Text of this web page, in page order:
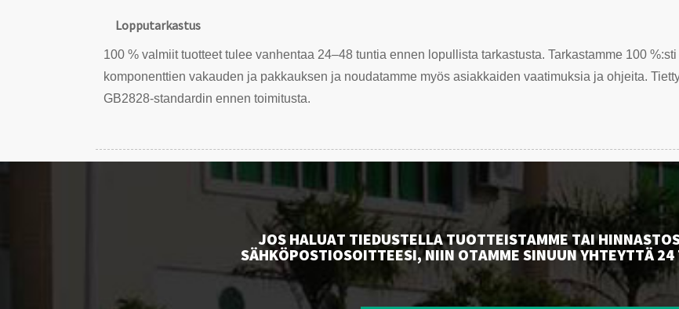
Lopputarkastus
100 % valmiit tuotteet tulee vanhentaa 24–48 tuntia ennen lopullista tarkastusta. Tarkastamme 100
komponenttien vakauden ja pakkauksen ja noudatamme myös asiakkaiden vaatimuksia ja ohjeita.
GB2828-standardin ennen toimitusta.
JOS HALUAT TIEDUSTELLA TUOTTEISTAMME TAI
SÄHKÖPOSTIOSOITTEESI, NIIN OTAMME SINUUN YHTEYTTÄ